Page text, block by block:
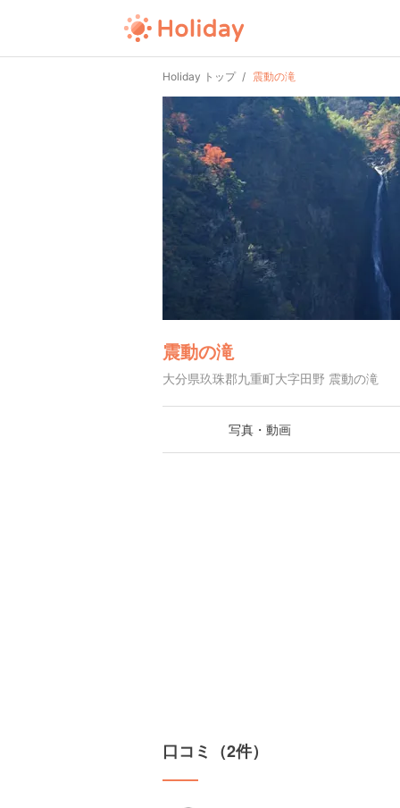
Holiday トップ 震動の滝
震動の滝
大分県玖珠郡九重町大字田野 震動の滝
写真・動画
口コミ（2件）